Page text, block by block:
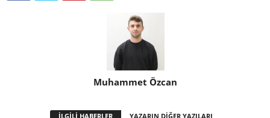
Muhammet Özcan
İLGİLİ HABERLER YAZARIN DİĞER YAZILARI